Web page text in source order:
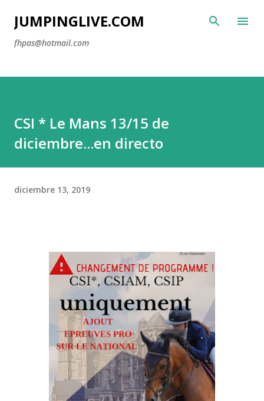
Ir al contenido principal
JUMPINGLIVE.COM
fhpas@hotmail.com
CSI * Le Mans 13/15 de
diciembre...en directo
diciembre 13, 2019